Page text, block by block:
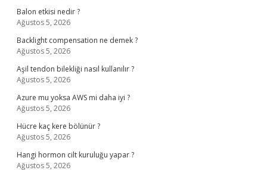
Balon etkisi nedir ?
Ağustos 5, 2026
Backlight compensation ne demek ?
Ağustos 5, 2026
Aşil tendon bilekliği nasıl kullanılır ?
Ağustos 5, 2026
Azure mu yoksa AWS mi daha iyi ?
Ağustos 5, 2026
Hücre kaç kere bölünür ?
Ağustos 5, 2026
Hangi hormon cilt kuruluğu yapar ?
Ağustos 5, 2026